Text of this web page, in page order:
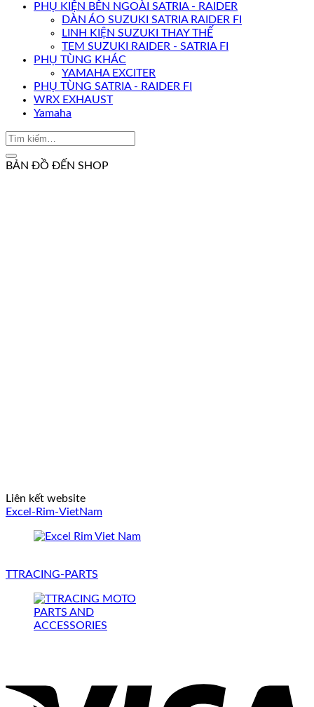
PHỤ KIỆN BÊN NGOÀI SATRIA - RAIDER
DÀN ÁO SUZUKI SATRIA RAIDER FI
LINH KIỆN SUZUKI THAY THẾ
TEM SUZUKI RAIDER - SATRIA FI
PHỤ TÙNG KHÁC
YAMAHA EXCITER
PHỤ TÙNG SATRIA - RAIDER FI
WRX EXHAUST
Yamaha
BẢN ĐỒ ĐẾN SHOP
Liên kết website
Excel-Rim-VietNam
TTRACING-PARTS